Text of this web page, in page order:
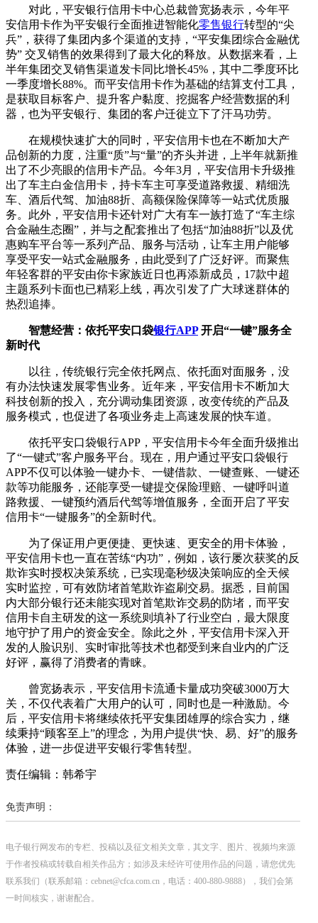
对此，平安银行信用卡中心总裁曾宽扬表示，今年平
安信用卡作为平安银行全面推进智能化零售银行转型的“尖
兵”，获得了集团内多个渠道的支持，“平安集团综合金融优
势” 交叉销售的效果得到了最大化的释放。从数据来看，上
半年集团交叉销售渠道发卡同比增长45%，其中二季度环比
一季度增长88%。而平安信用卡作为基础的结算支付工具，
是获取目标客户、提升客户黏度、挖掘客户经营数据的利
器，也为平安银行、集团的客户迁徙立下了汗马功劳。
在规模快速扩大的同时，平安信用卡也在不断加大产
品创新的力度，注重“质”与“量”的齐头并进，上半年就新推
出了不少亮眼的信用卡产品。今年3月，平安信用卡升级推
出了车主白金信用卡，持卡车主可享受道路救援、精细洗
车、酒后代驾、加油88折、高额保险保障等一站式优质服
务。此外，平安信用卡还针对广大有车一族打造了“车主综
合金融生态圈”，并与之配套推出了包括“加油88折”以及优
惠购车平台等一系列产品、服务与活动，让车主用户能够
享受平安一站式金融服务，由此受到了广泛好评。而聚焦
年轻客群的平安由你卡家族近日也再添新成员，17款中超
主题系列卡面也已精彩上线，再次引发了广大球迷群体的
热烈追捧。
智慧经营：依托平安口袋银行APP开启“一键”服务全
新时代
以往，传统银行完全依托网点、依托面对面服务，没
有办法快速发展零售业务。近年来，平安信用卡不断加大
科技创新的投入，充分调动集团资源，改变传统的产品及
服务模式，也促进了各项业务走上高速发展的快车道。
依托平安口袋银行APP，平安信用卡今年全面升级推出
了“一键式”客户服务平台。现在，用户通过平安口袋银行
APP不仅可以体验一键办卡、一键借款、一键查账、一键还
款等功能服务，还能享受一键提交保险理赔、一键呼叫道
路救援、一键预约酒后代驾等增值服务，全面开启了平安
信用卡“一键服务”的全新时代。
为了保证用户更便捷、更快速、更安全的用卡体验，
平安信用卡也一直在苦练“内功”，例如，该行屡次获奖的反
欺诈实时授权决策系统，已实现毫秒级决策响应的全天候
实时监控，可有效防堵首笔欺诈盗刷交易。据悉，目前国
内大部分银行还未能实现对首笔欺诈交易的防堵，而平安
信用卡自主研发的这一系统则填补了行业空白，最大限度
地守护了用户的资金安全。除此之外，平安信用卡深入开
发的人脸识别、实时审批等技术也都受到来自业内的广泛
好评，赢得了消费者的青睐。
曾宽扬表示，平安信用卡流通卡量成功突破3000万大
关，不仅代表着广大用户的认可，同时也是一种激励。今
后，平安信用卡将继续依托平安集团雄厚的综合实力，继
续秉持“顾客至上”的理念，为用户提供“快、易、好”的服务
体验，进一步促进平安银行零售转型。
责任编辑：韩希宇
免责声明：
电子银行网发布的专栏、投稿以及征文相关文章，其文字、图片、视频均来源
于作者投稿或转载自相关作品方；如涉及未经许可使用作品的问题，请您优先
联系我们（联系邮箱：cebnet@cfca.com.cn，电话：400-880-9888），我们会第
一时间核实，谢谢配合。